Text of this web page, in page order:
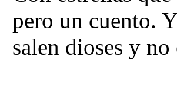
pero un cuento.
salen dioses y